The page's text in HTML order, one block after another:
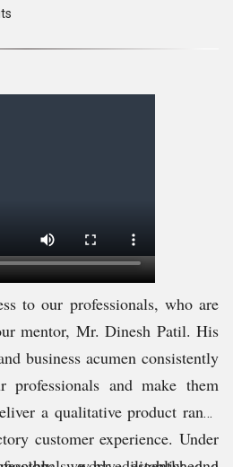
to our professionals, who are
mentor, Mr. Dinesh Patil. His
business acumen consistently
and make them
a qualitative product range
customer experience. Under